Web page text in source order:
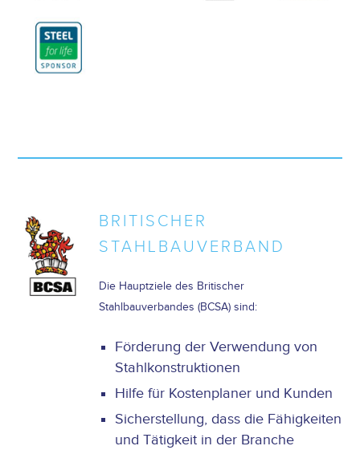
BRITISCHER
STAHLBAUVERBAND
Die Hauptziele des Britischer
Stahlbauverbandes (BCSA) sind:
Förderung der Verwendung von
Stahlkonstruktionen
Hilfe für Kostenplaner und Kunden
Sicherstellung, dass die Fähigkeiten
und Tätigkeit in der Branche